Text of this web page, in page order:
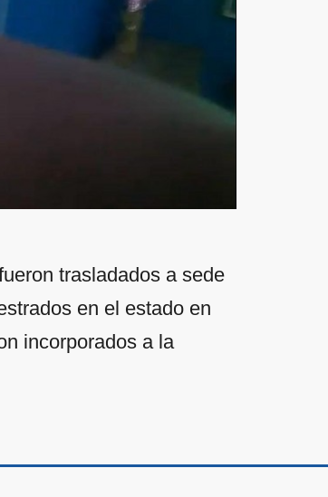
trasladados a sede
en el estado en
incorporados a la